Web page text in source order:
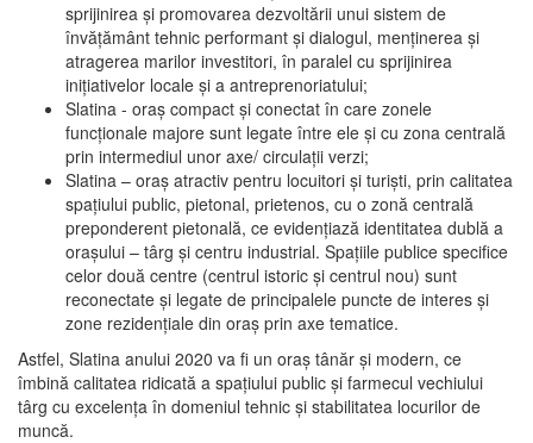
sprijinirea şi promovarea dezvoltării unui sistem de
învăţământ tehnic performant şi dialogul, menţinerea şi
atragerea marilor investitori, în paralel cu sprijinirea
iniţiativelor locale şi a antreprenoriatului;
Slatina - oraş compact şi conectat în care zonele
funcţionale majore sunt legate între ele şi cu zona centrală
prin intermediul unor axe/ circulații verzi;
Slatina – oraş atractiv pentru locuitori şi turişti, prin calitatea
spaţiului public, pietonal, prietenos, cu o zonă centrală
preponderent pietonală, ce evidenţiază identitatea dublă a
oraşului – târg şi centru industrial. Spaţiile publice specifice
celor două centre (centrul istoric şi centrul nou) sunt
reconectate şi legate de principalele puncte de interes şi
zone rezidenţiale din oraş prin axe tematice.
Astfel, Slatina anului 2020 va fi un oraş tânăr şi modern, ce
îmbină calitatea ridicată a spaţiului public şi farmecul vechiului
târg cu excelenţa în domeniul tehnic şi stabilitatea locurilor de
muncă.